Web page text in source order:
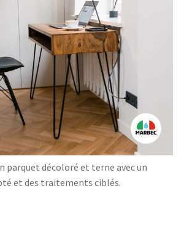
parquet décoloré et terne avec un
et des traitements ciblés.